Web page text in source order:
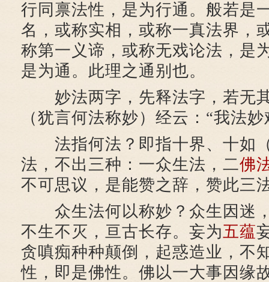
行同禀法性，是为行通。般若是
名，或称实相，或称一真法界，
称第一义谛，或称无戏论法，是
是为通。此理之通别也。
妙法两字，先释法字，若无
（犹言何法称妙）经云：“我法
法指何法？即指十界、十如
法，不出三种：一众生法，二佛
不可思议，是能赞之辞，赞此三
众生法何以称妙？众生因迷
不生不灭，亘古长存。妄为五蕴
贪嗔痴种种颠倒，起惑造业，不
性，即是佛性。佛以一大事因缘